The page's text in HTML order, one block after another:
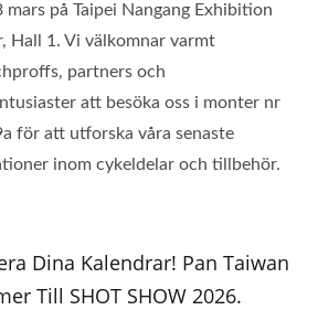
mars på Taipei Nangang Exhibition
Hall 1. Vi välkomnar varmt
partners och
att besöka oss i monter nr
för att utforska våra senaste
inom cykeldelar och tillbehör.
Dina Kalendrar! Pan Taiwan
Till SHOT SHOW 2026.